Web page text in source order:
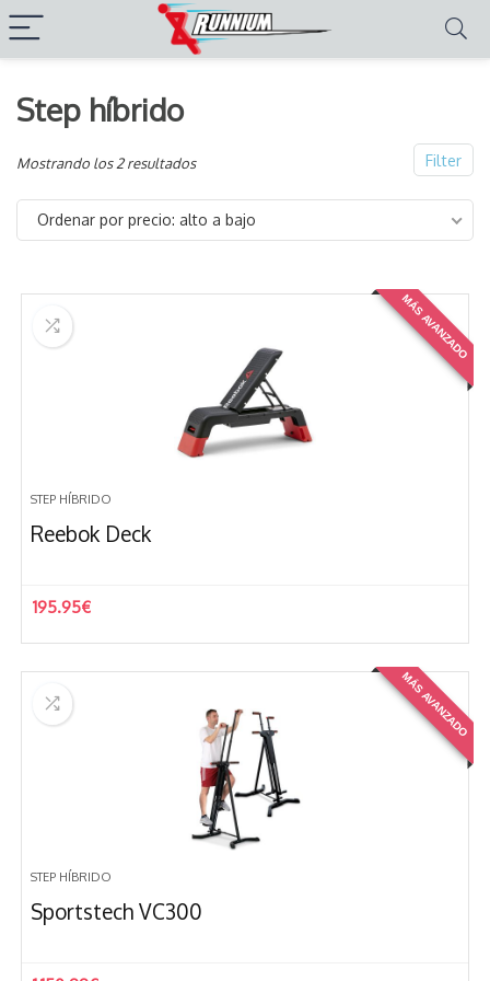
Step híbrido
Filter
Mostrando los 2 resultadosOrdenado
precio:
Ordenar por precio: alto a bajo
MÁS AVANZADO
STEP HÍBRIDO
Reebok Deck
195.95€
MÁS AVANZADO
STEP HÍBRIDO
Sportstech VC300